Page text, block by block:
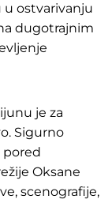
ostvarivanju
dugotrajnim
je za
Sigurno
pored
Oksane
scenografije,